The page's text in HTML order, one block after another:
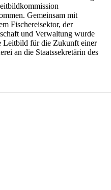
Gemeinsam mit
Fischereisektor, der
und Verwaltung wurde
Leitbild für die Zukunft einer
an die Staatssekretärin des